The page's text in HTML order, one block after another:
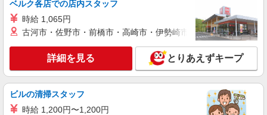
パーソルテンプスタッフ株式会社 静岡コーディネートセンター（浜
松）/26-0619516
［浜松駅1分/南口］￥1,450 営業アシスタント
事務×未経験OK！カンゲイ♪
時給1450円 ●月収例：￥1,450×8時間＝
￥11,660×21日＝￥243,600+交通費+残業代
静岡県浜松市中央区／最寄駅：浜松駅、新浜松
駅 【旧】浜松市中区
ベルク各店での店内スタッフ
時給 1,065円
古河市・佐野市・前橋市・高崎市・伊勢崎市・太田市・館林市
詳細を見る とりあえずキープ
ビルの清掃スタッフ
時給 1,200円〜1,200円